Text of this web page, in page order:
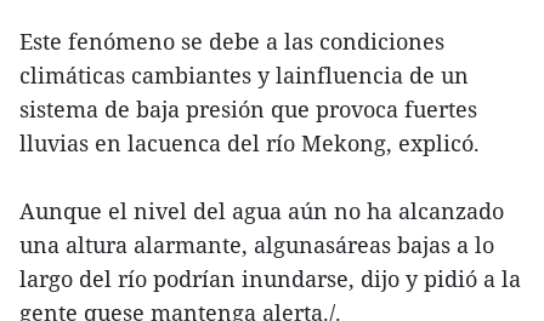
Este fenómeno se debe a las condiciones
climáticas cambiantes y lainfluencia de un
sistema de baja presión que provoca fuertes
lluvias en lacuenca del río Mekong, explicó.
Aunque el nivel del agua aún no ha alcanzado
una altura alarmante, algunasáreas bajas a lo
largo del río podrían inundarse, dijo y pidió a la
gente quese mantenga alerta./.